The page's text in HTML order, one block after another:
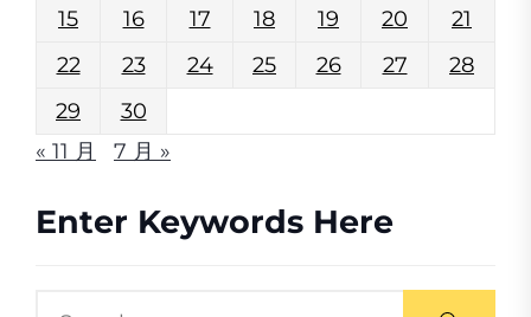
15
16 17 18 19 20
21
22
23 24 25 26 27
28
29
30
« 11 月
7 月 »
Enter Keywords Here